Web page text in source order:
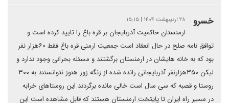
خسرو ۲۸ اردیبهشت ۱۴۰۴ | ۱۵:۱۵
ارمنستان حاکمیت آذربایجان بر قره باغ را تایید کرده است و
توافق نامه صلح در حال انعقاد است جمعیت ارمنی قره باغ فقط ۶۰هزار نفر
بود که به خانه هایشان در ارمنستان برگشتند و مسئله بحرانی وجود ندارد و
لیکن ۳۵۰هزارنفر آذربایجانی رانده شده از زنگه زور هنوز نتوانستند به ۳۰۰
روستا و قصبه که سی سال است خالی مانده برگردند این روستاهای خرابه
در مسیر راه ایران تا پایتخت ارمنستان هستند که قابل مشاهده است این